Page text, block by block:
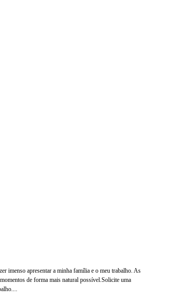
imenso apresentar a minha família e o meu trabalho. As
de forma mais natural possível.Solicite uma